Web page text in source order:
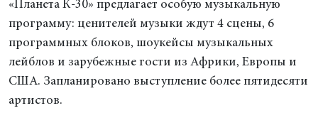
«Планета К-30» предлагает особую музыкальную
программу: ценителей музыки ждут 4 сцены, 6
программных блоков, шоукейсы музыкальных
лейблов и зарубежные гости из Африки, Европы и
США. Запланировано выступление более пятидесяти
артистов.